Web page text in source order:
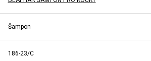
Šampon
186-23/C